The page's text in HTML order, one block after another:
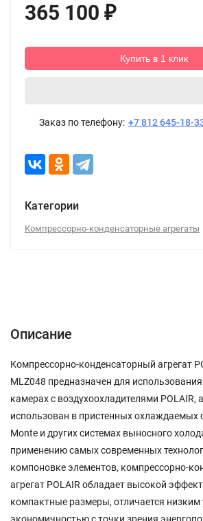
365 100 ₽
Купить в 1 клик
Заказ по телефону: +7 812 645-18-
Категории
Компрессорно-конденсаторные агрегаты
Описание
Компрессорно-конденсаторный агрегат
MLZ048 предназначен для
камерах с воздухоохладителями
использован в пристенных охлаждаемых
Monte и других системах выносного
применению самых современных
компоновке элементов, компрессорно-
агрегат POLAIR обладает высокой
компактные размеры, отличается